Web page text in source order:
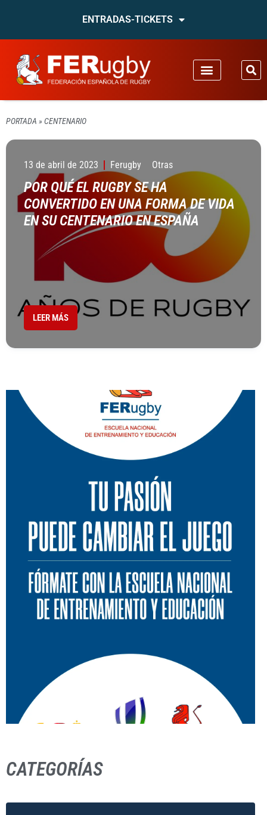
ENTRADAS-TICKETS
PORTADA » CENTENARIO
13 de abril de 2023 Ferugby Otras
POR QUÉ EL RUGBY SE HA
CONVERTIDO EN UNA FORMA DE VIDA
EN SU CENTENARIO EN ESPAÑA
LEER MÁS
CATEGORÍAS